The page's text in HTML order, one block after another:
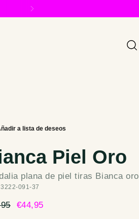
Piel Oro
plana de piel tiras Bianca oro
091-37
€44,95